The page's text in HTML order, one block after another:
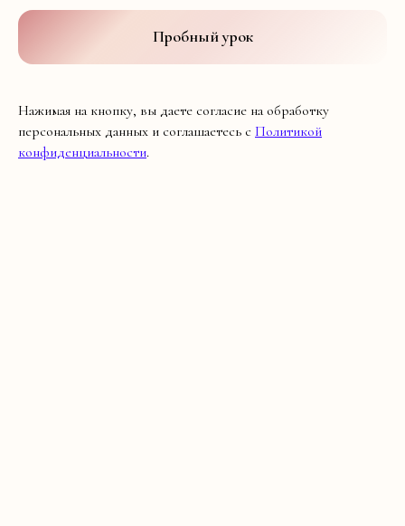
Пробный урок
Нажимая на кнопку, вы даете согласие на обработку
персональных данных и соглашаетесь с Политикой
конфиденциальности.